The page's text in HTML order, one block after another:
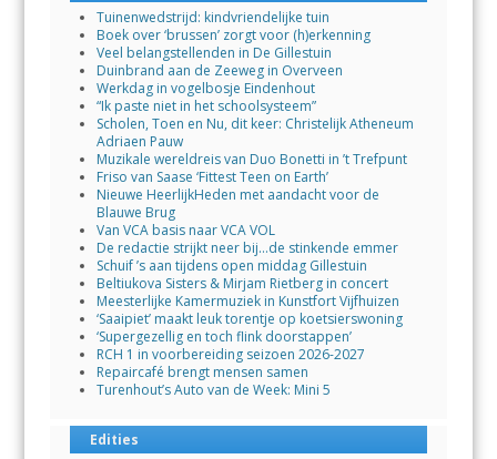
Tuinenwedstrijd: kindvriendelijke tuin
Boek over ‘brussen’ zorgt voor (h)erkenning
Veel belangstellenden in De Gillestuin
Duinbrand aan de Zeeweg in Overveen
Werkdag in vogelbosje Eindenhout
“Ik paste niet in het schoolsysteem”
Scholen, Toen en Nu, dit keer: Christelijk Atheneum
Adriaen Pauw
Muzikale wereldreis van Duo Bonetti in ’t Trefpunt
Friso van Saase ‘Fittest Teen on Earth’
Nieuwe HeerlijkHeden met aandacht voor de
Blauwe Brug
Van VCA basis naar VCA VOL
De redactie strijkt neer bij…de stinkende emmer
Schuif ’s aan tijdens open middag Gillestuin
Beltiukova Sisters & Mirjam Rietberg in concert
Meesterlijke Kamermuziek in Kunstfort Vijfhuizen
‘Saaipiet’ maakt leuk torentje op koetsierswoning
‘Supergezellig en toch flink doorstappen’
RCH 1 in voorbereiding seizoen 2026-2027
Repaircafé brengt mensen samen
Turenhout’s Auto van de Week: Mini 5
Edities